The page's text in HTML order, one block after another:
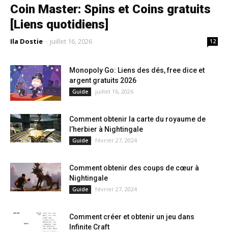
Coin Master: Spins et Coins gratuits
[Liens quotidiens]
Ila Dostie - juillet 16, 2026 12
Monopoly Go: Liens des dés, free dice et
argent gratuits 2026
Guide juillet 16, 2026
Comment obtenir la carte du royaume de
l’herbier à Nightingale
Guide février 27, 2024
Comment obtenir des coups de cœur à
Nightingale
Guide février 27, 2024
Comment créer et obtenir un jeu dans
Infinite Craft